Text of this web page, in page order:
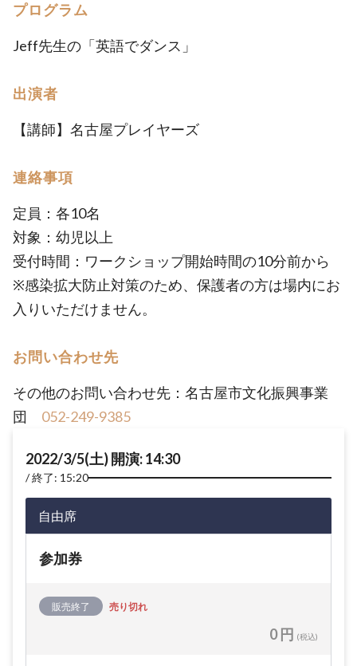
プログラム
Jeff先生の「英語でダンス」
出演者
【講師】名古屋プレイヤーズ
連絡事項
定員：各10名
対象：幼児以上
受付時間：ワークショップ開始時間の10分前から
※感染拡大防止対策のため、保護者の方は場内にお
入りいただけません。
お問い合わせ先
その他のお問い合わせ先：名古屋市文化振興事業
団 052-249-9385
2022/3/5(土) 開演: 14:30
終了: 15:20
自由席
参加券
販売終了 売り切れ
0 円 (税込)